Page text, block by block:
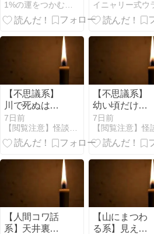
対策
【不思議系】
川で死ぬはず
だった僕を救
った不思議な
紫色の鯉が現
7日前
【不思議系】
幼い頃だけ見
えた、金色の
深海魚「キン
ピラ」
7日前
【人間コワ話
系】天井裏に
【山にまつわ
る系】見えな